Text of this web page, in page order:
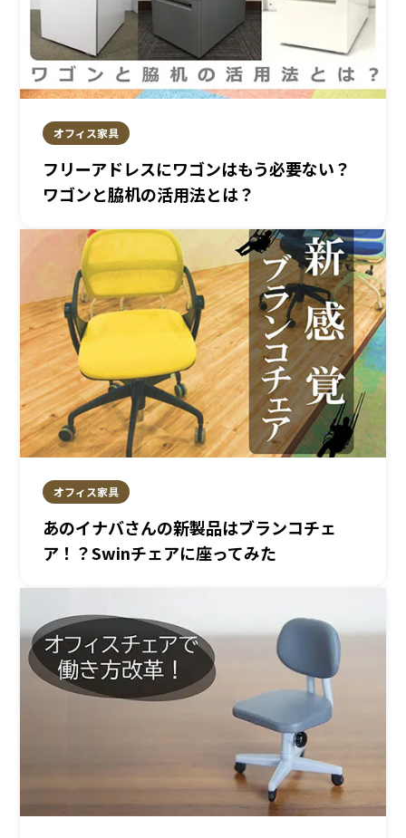
オフィス家具
フリーアドレスにワゴンはもう必要ない？
ワゴンと脇机の活用法とは？
オフィス家具
あのイナバさんの新製品はブランコチェ
ア！？Swinチェアに座ってみた